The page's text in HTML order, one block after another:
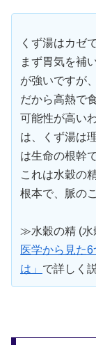
くず湯はカゼ
まず胃気を補
が強いですが
だから高熱で
可能性が高い
は、くず湯は
は生命の根幹
これは水穀の
根本で、脈の
≫水穀の精 (水
医学から見た
は」 で詳しく